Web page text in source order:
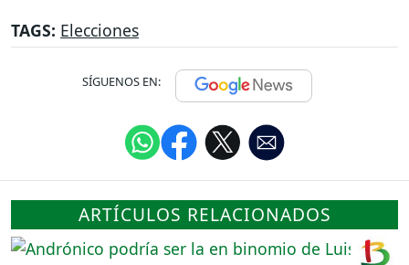
TAGS: Elecciones
SÍGUENOS EN:
ARTÍCULOS RELACIONADOS